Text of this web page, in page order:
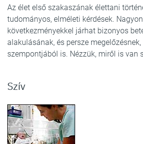
Az élet első szakaszának élettani
tudományos, elméleti kérdések.
következményekkel járhat bizonyos
alakulásának, és persze
szempontjából is. Nézzük, miről is van
Szív